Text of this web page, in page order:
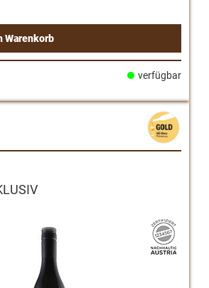
Warenkorb
verfügbar